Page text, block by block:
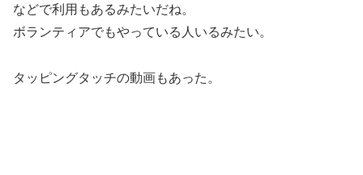
などで利用もあるみたいだね。
ボランティアでもやっている人いるみたい。
タッピングタッチの動画もあった。